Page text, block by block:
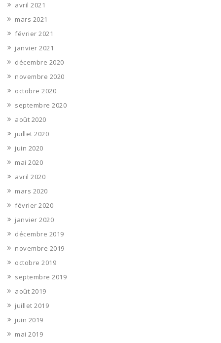
avril 2021
mars 2021
février 2021
janvier 2021
décembre 2020
novembre 2020
octobre 2020
septembre 2020
août 2020
juillet 2020
juin 2020
mai 2020
avril 2020
mars 2020
février 2020
janvier 2020
décembre 2019
novembre 2019
octobre 2019
septembre 2019
août 2019
juillet 2019
juin 2019
mai 2019